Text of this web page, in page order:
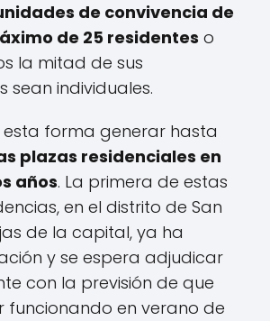
de convivencia de
de 25 residentes o
la mitad de sus
sean individuales.
esta forma generar hasta
plazas residenciales en
años. La primera de estas
en el distrito de San
de la capital, ya ha
y se espera adjudicar
con la previsión de que
funcionando en verano de